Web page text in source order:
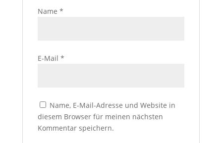
Name *
E-Mail *
Name, E-Mail-Adresse und Website in
diesem Browser für meinen nächsten
Kommentar speichern.